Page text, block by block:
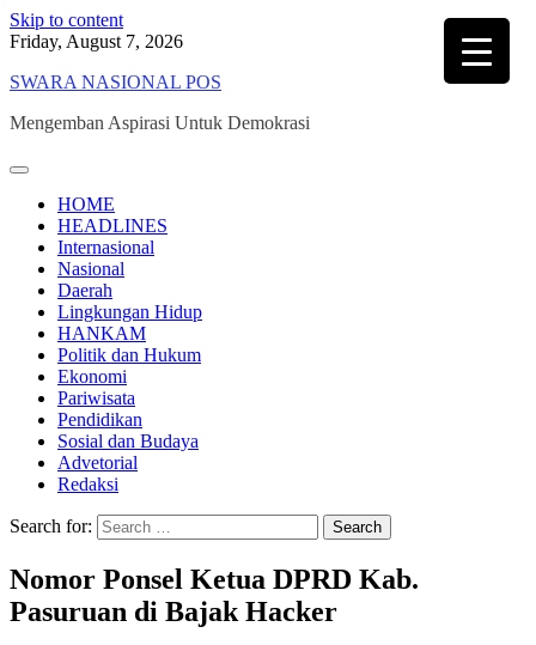
Skip to content
Friday, August 7, 2026
SWARA NASIONAL POS
Mengemban Aspirasi Untuk Demokrasi
HOME
HEADLINES
Internasional
Nasional
Daerah
Lingkungan Hidup
HANKAM
Politik dan Hukum
Ekonomi
Pariwisata
Pendidikan
Sosial dan Budaya
Advetorial
Redaksi
Search for:
Nomor Ponsel Ketua DPRD Kab.
Pasuruan di Bajak Hacker